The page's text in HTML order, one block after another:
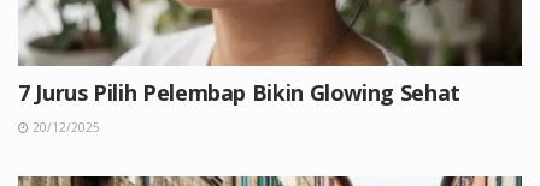
7 Jurus Pilih Pelembap Bikin Glowing Sehat
20/12/2025